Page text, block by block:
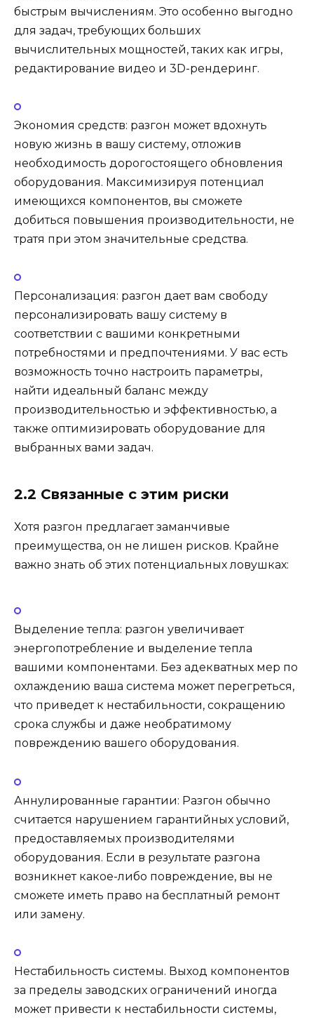
быстрым вычислениям. Это особенно выгодно
для задач, требующих больших
вычислительных мощностей, таких как игры,
редактирование видео и 3D-рендеринг.
Экономия средств: разгон может вдохнуть
новую жизнь в вашу систему, отложив
необходимость дорогостоящего обновления
оборудования. Максимизируя потенциал
имеющихся компонентов, вы сможете
добиться повышения производительности, не
тратя при этом значительные средства.
Персонализация: разгон дает вам свободу
персонализировать вашу систему в
соответствии с вашими конкретными
потребностями и предпочтениями. У вас есть
возможность точно настроить параметры,
найти идеальный баланс между
производительностью и эффективностью, а
также оптимизировать оборудование для
выбранных вами задач.
2.2 Связанные с этим риски
Хотя разгон предлагает заманчивые
преимущества, он не лишен рисков. Крайне
важно знать об этих потенциальных ловушках:
Выделение тепла: разгон увеличивает
энергопотребление и выделение тепла
вашими компонентами. Без адекватных мер по
охлаждению ваша система может перегреться,
что приведет к нестабильности, сокращению
срока службы и даже необратимому
повреждению вашего оборудования.
Аннулированные гарантии: Разгон обычно
считается нарушением гарантийных условий,
предоставляемых производителями
оборудования. Если в результате разгона
возникнет какое-либо повреждение, вы не
сможете иметь право на бесплатный ремонт
или замену.
Нестабильность системы. Выход компонентов
за пределы заводских ограничений иногда
может привести к нестабильности системы,